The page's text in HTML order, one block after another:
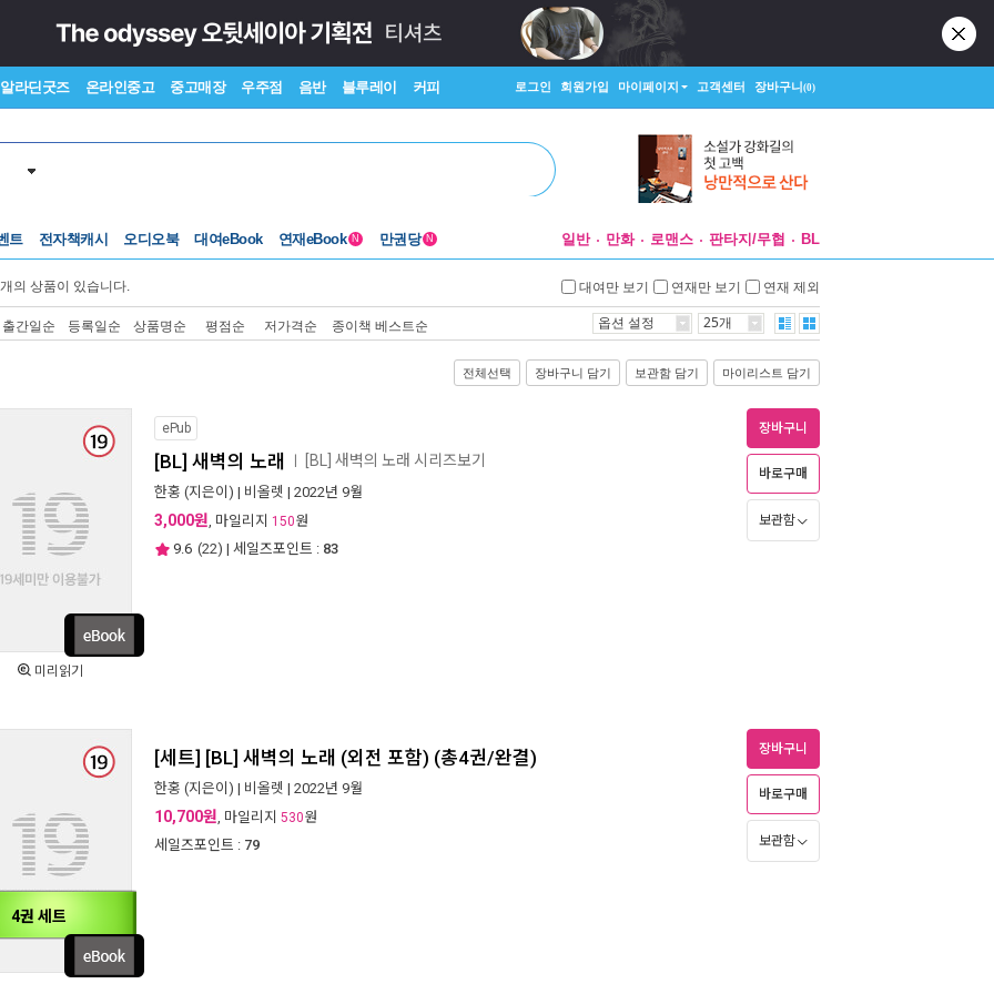
알라딘굿즈 온라인중고 중고매장 우주점 음반 블루레이 커피 로그인 회원가입 마이페이지 고객센터 장바구니(0)
트 전자책캐시 오디오북 대여eBook 연재eBook N 만권당 N 일반 만화 로맨스 판타지/무협 BL
개의 상품이 있습니다. 대여만 보기 연재만 보기 연재 제외
출간일순 등록일순 상품명순 평점순 저가격순 종이책 베스트순 옵션 설정 25개
전체선택 장바구니 담기 보관함 담기 마이리스트 담기
미리읽기
ePub
[BL] 새벽의 노래 [BL] 새벽의 노래 시리즈보기
한홍 (지은이) | 비올렛 | 2022년 9월
3,000원, 마일리지 150원
9.6 (22) | 세일즈포인트 : 83
장바구니
바로구매
보관함
4권 세트
[세트] [BL] 새벽의 노래 (외전 포함) (총4권/완결)
한홍 (지은이) | 비올렛 | 2022년 9월
10,700원, 마일리지 530원
세일즈포인트 : 79
장바구니
바로구매
보관함